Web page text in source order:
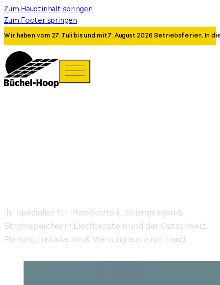
Zum Hauptinhalt springen
Zum Footer springen
Wir haben vom 27. Juli bis und mit 7. August 2026 Betriebsferien.
Ihr Spezialist für Photovoltaik, Solaranlagen &
Stromspeicher in Liechtenstein und der Ostschweiz.
Planung, Installation & Wartung aus einer Hand.